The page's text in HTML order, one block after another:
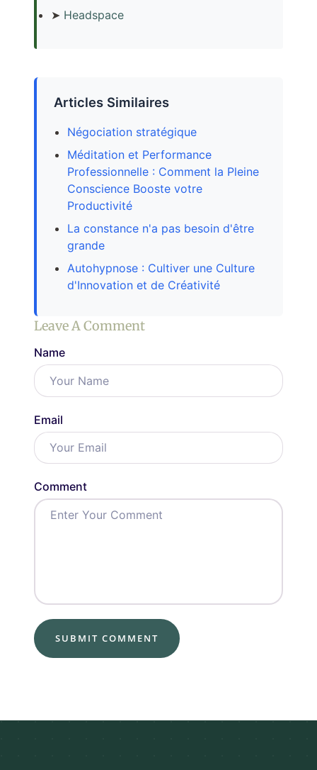
➤ Headspace
Articles Similaires
Négociation stratégique
Méditation et Performance
Professionnelle : Comment la Pleine
Conscience Booste votre
Productivité
La constance n'a pas besoin d'être
grande
Autohypnose : Cultiver une Culture
d'Innovation et de Créativité
Leave A Comment
Name
Email
Comment